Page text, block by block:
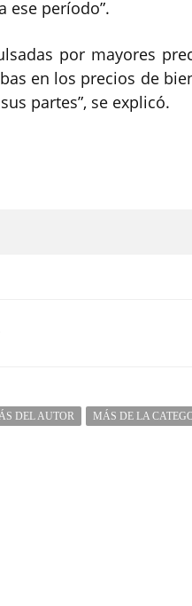
ese período”.
por mayores
en los precios de
partes”, se explicó.
DEL AUTOR MÁS DE LA